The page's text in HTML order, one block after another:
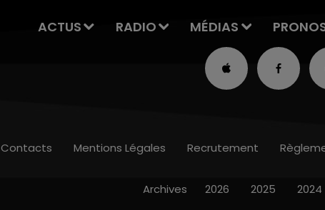
ACTUS RADIO MÉDIAS
Contacts Mentions Légales Recrutement
Archives 2026 2025 2024